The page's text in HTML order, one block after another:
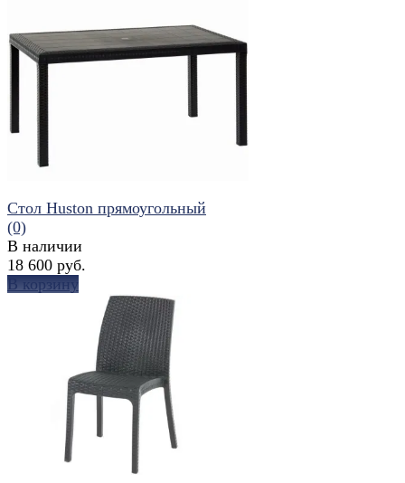
избранное
избранное сравнить
Стол Huston прямоугольный
(0)
В наличии
18 600 руб.
В корзину